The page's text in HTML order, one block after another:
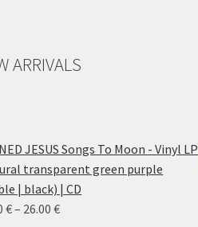
ARRIVALS
JESUS Songs To Moon - Vinyl LP
transparent green purple
| black) | CD
€– 26.00€Price